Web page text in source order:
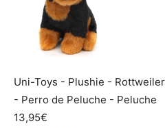
Uni-Toys - Plushie -
- Perro de Peluche - Peluche
13,95€